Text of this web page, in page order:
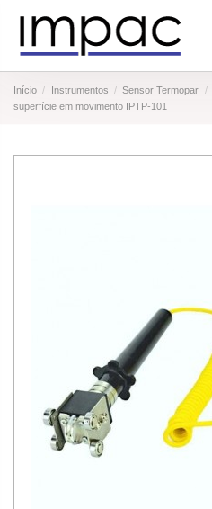
Início Instrumentos Sensor Termopar
superfície em movimento IPTP-101